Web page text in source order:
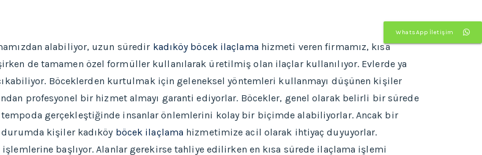
alabiliyor, uzun süredir kadıköy böcek ilaçlama hizmeti veren firmamız, kısa
de tamamen özel formüller kullanılarak üretilmiş olan ilaçlar kullanılıyor. Evlerde ya
Böceklerden kurtulmak için geleneksel yöntemleri kullanmayı düşünen kişiler
profesyonel bir hizmet almayı garanti ediyorlar. Böcekler, genel olarak belirli bir sürede
gerçekleştiğinde insanlar önlemlerini kolay bir biçimde alabiliyorlar. Ancak bir
kişiler kadıköy böcek ilaçlama hizmetimize acil olarak ihtiyaç duyuyorlar.
başlıyor. Alanlar gerekirse tahliye edilirken en kısa sürede ilaçlama işlemi
WhatsApp İletişim